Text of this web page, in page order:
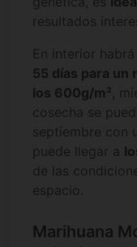
resultados
En interior
55 días para un
los 600g/m²,
cosecha se
septiembre con
puede llegar a
de las
espacio.
Marihuana